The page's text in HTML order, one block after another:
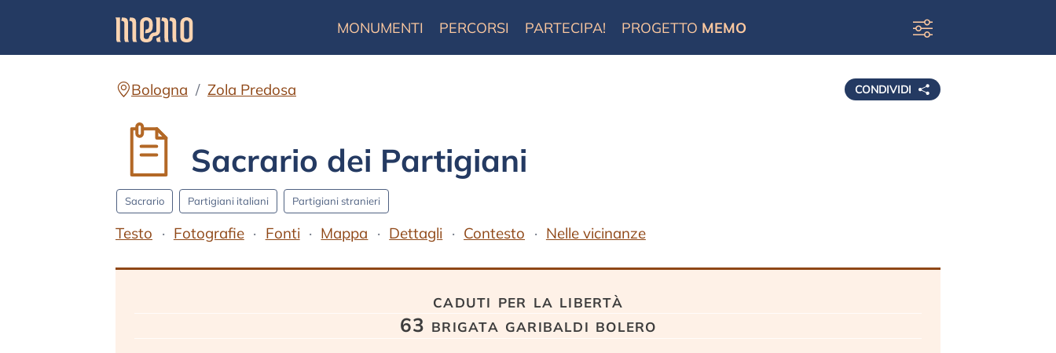
MONUMENTI PERCORSI PARTECIPA! PROGETTO MEMO
CONDIVIDI
Bologna Zola Predosa
Sacrario dei Partigiani
Sacrario Partigiani italiani Partigiani stranieri
Testo Fotografie Fonti Mappa Dettagli Contesto Nelle vicinanze
caduti per la libertà
63 brigata garibaldi bolero